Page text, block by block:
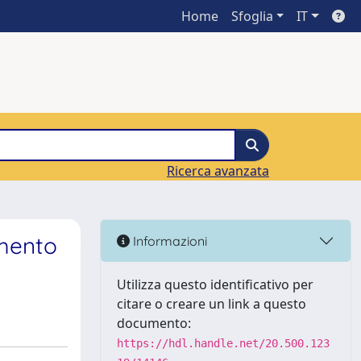
Home Sfoglia IT
Ricerca avanzata
Informazioni
Utilizza questo identificativo per
citare o creare un link a questo
documento:
https://hdl.handle.net/20.500.123